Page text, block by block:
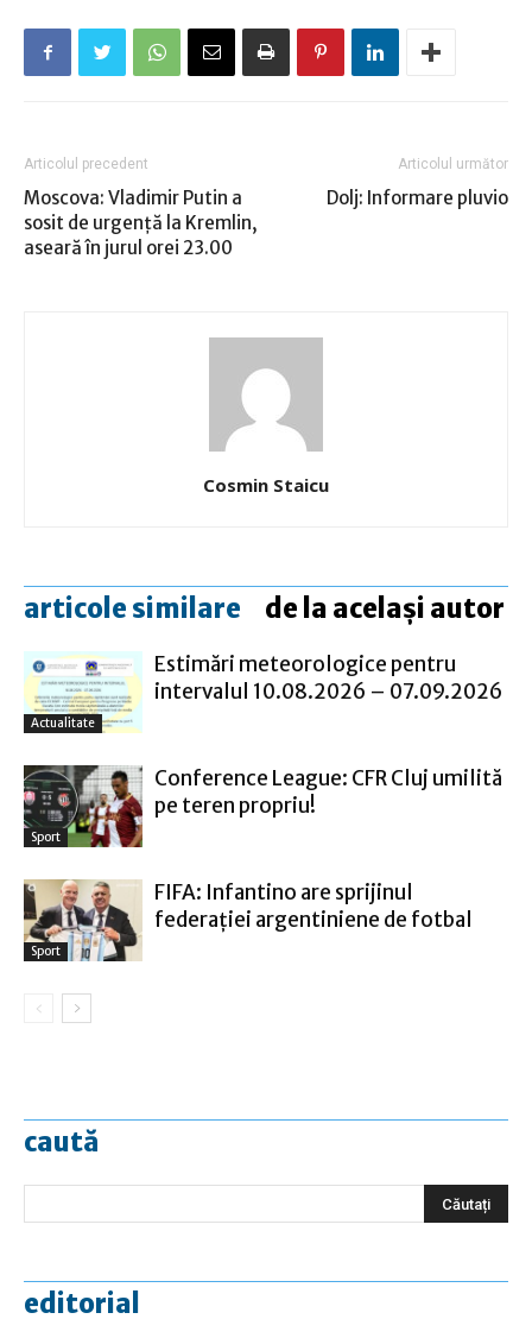
Articolul precedent
Moscova: Vladimir Putin a
sosit de urgenţă la Kremlin,
aseară în jurul orei 23.00
Articolul următor
Dolj: Informare pluvio
Cosmin Staicu
articole similare de la același autor
Actualitate
Estimări meteorologice pentru
intervalul 10.08.2026 – 07.09.2026
Sport
Conference League: CFR Cluj umilită
pe teren propriu!
Sport
FIFA: Infantino are sprijinul
federaţiei argentiniene de fotbal
caută
editorial